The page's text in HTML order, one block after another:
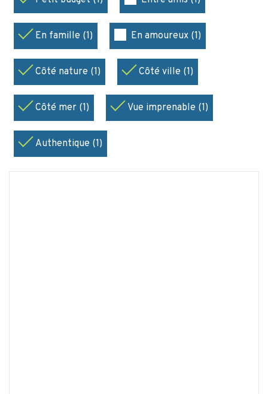
En famille (1) En amoureux (1)
Côté nature (1) Côté ville (1)
Côté mer (1) Vue imprenable (1)
Authentique (1)